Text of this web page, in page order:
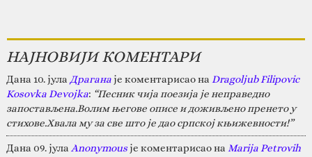
НАЈНОВИЈИ КОМЕНТАРИ
Дана 10. јула Драганаје коментарисао на Dragoljub Filipovic
Kosovka Devojka: “Песник чија поезија је неправедно
запостављена.Волим његове описе и доживљено пренето у
стихове.Хвала му за све што је дао српској књижевности!”
Дана 09. јула Anonymousје коментарисао на Marija Petrovih